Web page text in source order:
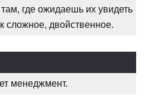
где ожидаешь их увидеть
сложное, двойственное.
менеджмент.